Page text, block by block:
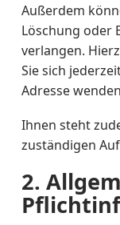
Außerdem
Löschung oder
verlangen.
Sie sich
Adresse
Ihnen steht
zuständigen
2.